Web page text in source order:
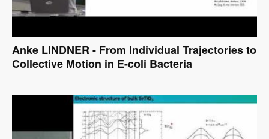
Anke LINDNER - From Individual Trajectories to
Collective Motion in E-coli Bacteria